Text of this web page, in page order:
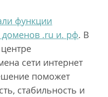
функции
доменов .ru и. рф. В
сети интернет
поможет
стабильность и